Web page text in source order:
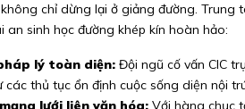
chỉ dừng lại ở giảng đường.
an sinh học đường khép kín hoàn hảo:
lý toàn diện: Đội ngũ cố vấn CIC
các thủ tục ổn định cuộc sống diện nội
lưới liên văn hóa: Với hàng chục